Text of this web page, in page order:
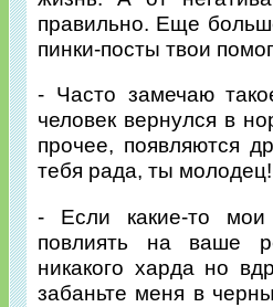
правильно. Еще
пинки-посты твои
- Часто замечаю
человек вернулся в
прочее, появляются
тебя рада, ты молодец!
- Если какие-то
повлиять на ваше
никакого харда но
забаньте меня в